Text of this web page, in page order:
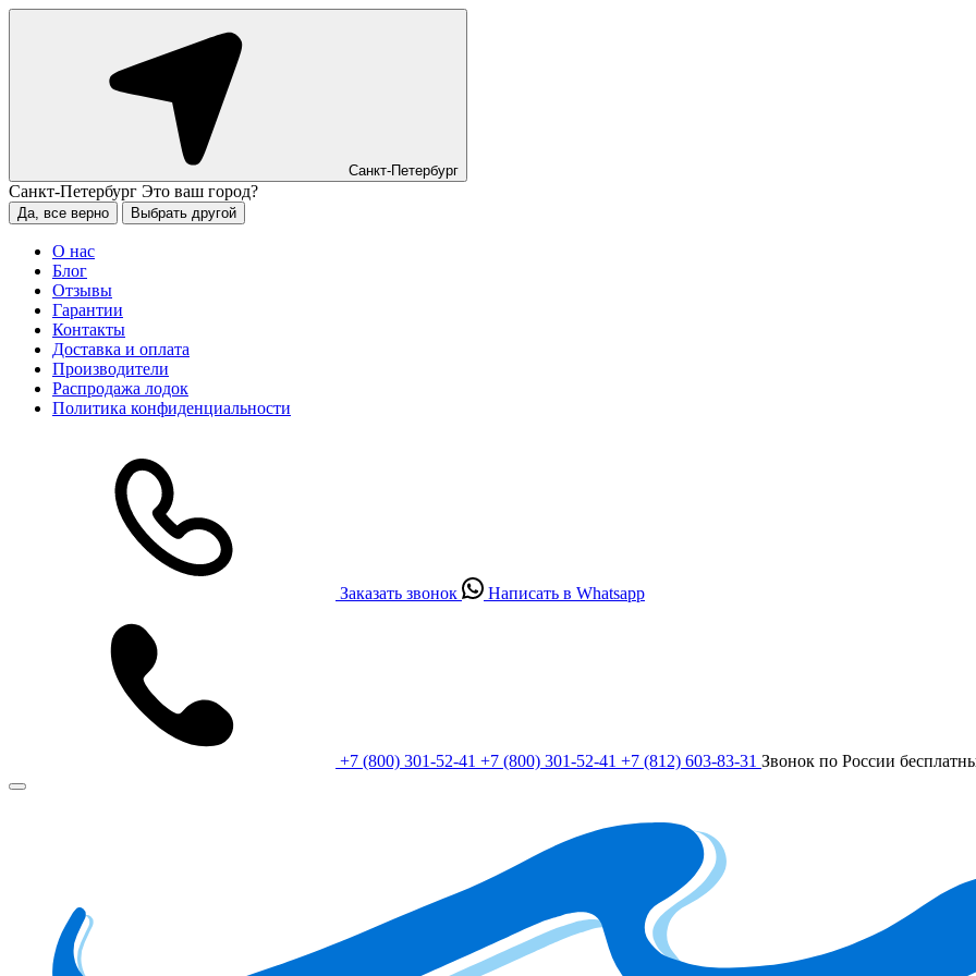
Санкт-Петербург
Санкт-Петербург Это ваш город?
Да, все верно Выбрать другой
О нас
Блог
Отзывы
Гарантии
Контакты
Доставка и оплата
Производители
Распродажа лодок
Политика конфиденциальности
Заказать звонок Написать в Whatsapp
+7 (800) 301-52-41 +7 (800) 301-52-41 +7 (812) 603-83-31 Звонок по России